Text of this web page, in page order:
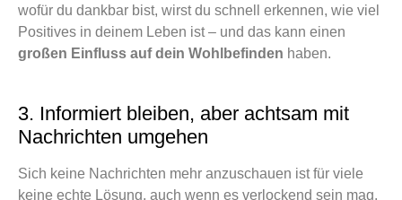
wofür du dankbar bist, wirst du schnell erkennen, wie viel
Positives in deinem Leben ist – und das kann einen
großen Einfluss auf dein Wohlbefinden haben.
3. Informiert bleiben, aber achtsam mit
Nachrichten umgehen
Sich keine Nachrichten mehr anzuschauen ist für viele
keine echte Lösung, auch wenn es verlockend sein mag.